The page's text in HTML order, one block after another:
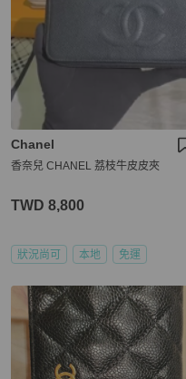
Chanel
香奈兒 CHANEL 荔枝牛皮皮夾
TWD 8,800
狀況尚可 本地 免運